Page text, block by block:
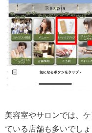
美容室やサロンでは、
ている店舗も多いでしょ